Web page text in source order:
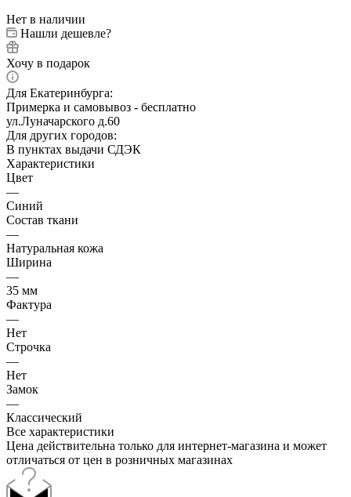
Нет в наличии
Нашли дешевле?
Хочу в подарок
Для Екатеринбурга:
Примерка и самовывоз - бесплатно
ул.Луначарского д.60
Для других городов:
В пунктах выдачи СДЭК
Характеристики
Цвет
—
Синий
Состав ткани
—
Натуральная кожа
Ширина
—
35 мм
Фактура
—
Нет
Строчка
—
Нет
Замок
—
Классический
Все характеристики
Цена действительна только для интернет-магазина и может
отличаться от цен в розничных магазинах